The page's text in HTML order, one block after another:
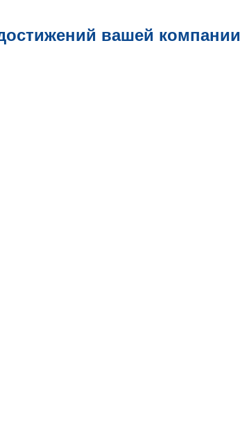
вашей компании